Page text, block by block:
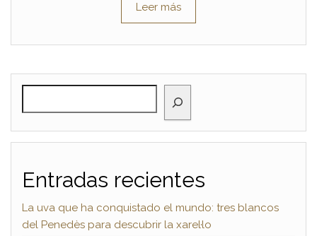
Leer más
Entradas recientes
La uva que ha conquistado el mundo: tres blancos
del Penedès para descubrir la xarel·lo